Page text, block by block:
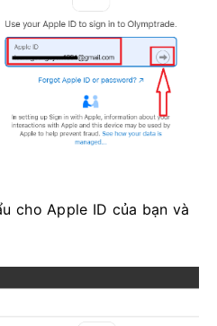
cho Apple ID của bạn và